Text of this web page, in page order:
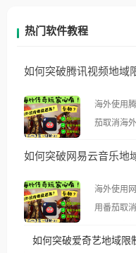
热门软件教程
如何突破腾讯视频地域
海外使用
茄取消海外地区限制。
示语。 海外用户如香港、澳门、台湾、美国、加拿
像其他音
仅能在中国大陆地区
如何突破网易云音乐地
海外使用
用番茄取消海外地
播放”的提示语。 海外用户如香港
如何突破爱奇艺地域限